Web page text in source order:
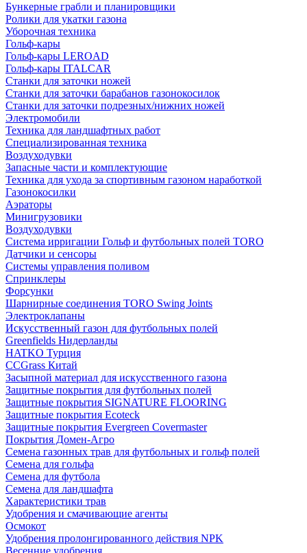
Бункерные грабли и планировщики
Ролики для укатки газона
Уборочная техника
Гольф-кары
Гольф-кары LEROAD
Гольф-кары ITALCAR
Станки для заточки ножей
Станки для заточки барабанов газонокосилок
Станки для заточки подрезных/нижних ножей
Электромобили
Техника для ландшафтных работ
Специализированная техника
Воздуходувки
Запасные части и комплектующие
Техника для ухода за спортивным газоном наработкой
Газонокосилки
Аэраторы
Минигрузовики
Воздуходувки
Система ирригации Гольф и футбольных полей TORO
Датчики и сенсоры
Системы управления поливом
Спринклеры
Форсунки
Шарнирные соединения TORO Swing Joints
Электроклапаны
Искусственный газон для футбольных полей
Greenfields Нидерланды
HATKO Турция
CCGrass Китай
Засыпной материал для искусственного газона
Защитные покрытия для футбольных полей
Защитные покрытия SIGNATURE FLOORING
Защитные покрытия Ecoteck
Защитные покрытия Evergreen Covermaster
Покрытия Домен-Агро
Семена газонных трав для футбольных и гольф полей
Семена для гольфа
Семена для футбола
Семена для ландшафта
Характеристики трав
Удобрения и смачивающие агенты
Осмокот
Удобрения пролонгированного действия NPK
Весенние удобрения